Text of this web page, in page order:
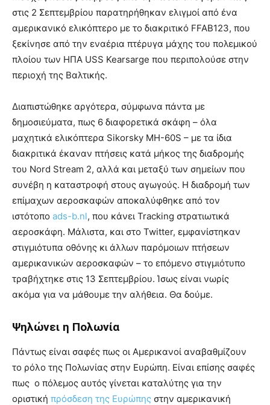
στις 2 Σεπτεμβρίου παρατηρήθηκαν ελιγμοί από ένα
αμερικανικό ελικόπτερο με το διακριτικό FFAB123, που
ξεκίνησε από την εναέρια πτέρυγα μάχης του πολεμικού
πλοίου των ΗΠΑ USS Kearsarge που περιπολούσε στην
περιοχή της Βαλτικής.
Διαπιστώθηκε αργότερα, σύμφωνα πάντα με
δημοσιεύματα, πως 6 διαφορετικά σκάφη – όλα
μαχητικά ελικόπτερα Sikorsky MH-60S – με τα ίδια
διακριτικά έκαναν πτήσεις κατά μήκος της διαδρομής
του Nord Stream 2, αλλά και μεταξύ των σημείων που
συνέβη η καταστροφή στους αγωγούς. Η διαδρομή των
επίμαχων αεροσκαφών αποκαλύφθηκε από τον
ιστότοπο ads-b.nl, που κάνει Tracking στρατιωτικά
αεροσκάφη. Μάλιστα, και στο Twitter, εμφανίστηκαν
στιγμιότυπα οθόνης κι άλλων παρόμοιων πτήσεων
αμερικανικών αεροσκαφών – το επόμενο στιγμιότυπο
τραβήχτηκε στις 13 Σεπτεμβρίου. Ίσως είναι νωρίς
ακόμα για να μάθουμε την αλήθεια. Θα δούμε.
Ψηλώνει η Πολωνία
Πάντως είναι σαφές πως οι Αμερικανοί αναβαθμίζουν
το ρόλο της Πολωνίας στην Ευρώπη. Είναι επίσης σαφές
πως ο πόλεμος αυτός γίνεται καταλύτης για την
οριστική πρόσδεση της Ευρώπης στην αμερικανική